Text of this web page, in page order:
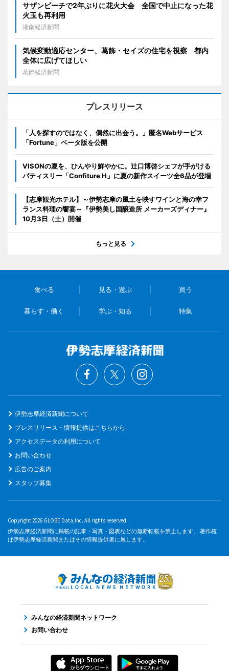
サザンビーチで2年ぶりに花火大会 全国で中止になった花
火玉も再利用
湘南経済新聞
気候変動適応センター、葛飾・セイズの住宅を視察 都内
全体に広げてほしい
葛飾経済新聞
プレスリリース
「人を探すのではなく、偶然に出会う。」匿名Webサービス
「Fortune」ベータ版を公開
VISONの夏を、ひんやり鮮やかに。辻口博啓シェフが手がける
パティスリー「Confiture H」に夏の新作スイーツ全6品が登場
【志摩観光ホテル】～伊勢志摩の風土を映すワインと海の幸フ
ランス料理の饗宴～『伊勢美し国醸造所 メーカーズディナー』
10月3日（土）開催
もっと見る
食べる 見る・遊ぶ 買う
暮らす・働く 学ぶ・知る 特集
伊勢志摩経済新聞について
プレスリリース・情報提供はこちらから
アクセスデータの利用について
お問い合わせ
広告のご案内
スタッフ募集
Copyright 2026 GLOBE Data,Inc. All rights reserved.
伊勢志摩経済新聞に掲載の記事・写真・図表などの無断転載を禁止します。 著作権
は伊勢志摩経済新聞またはその情報提供者に属します。
みんなの経済新聞ネットワーク
お問い合わせ